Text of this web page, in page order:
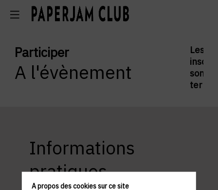
Participer
A l'évènement
Les
sont
Informations
pratiques
A propos des cookies sur ce site